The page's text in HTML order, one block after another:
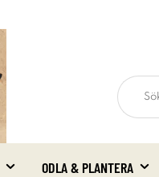
ODLA & PLANTERA